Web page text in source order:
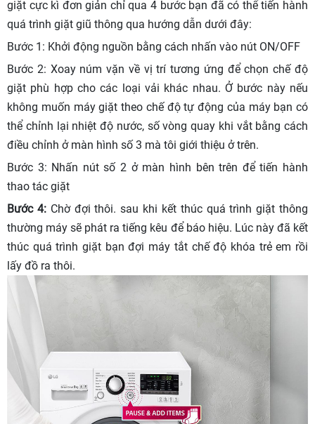
giặt cực kì đơn giản chỉ qua 4 bước bạn đã có thể tiến hành
quá trình giặt giũ thông qua hướng dẫn dưới đây:
Bước 1: Khởi động nguồn bằng cách nhấn vào nút ON/OFF
Bước 2: Xoay núm vặn về vị trí tương ứng để chọn chế độ
giặt phù hợp cho các loại vải khác nhau. Ở bước này nếu
không muốn máy giặt theo chế độ tự động của máy bạn có
thể chỉnh lại nhiệt độ nước, số vòng quay khi vắt bằng cách
điều chỉnh ở màn hình số 3 mà tôi giới thiệu ở trên.
Bước 3: Nhấn nút số 2 ở màn hình bên trên để tiến hành
thao tác giặt
Bước 4:Chờ đợi thôi. sau khi kết thúc quá trình giặt thông
thường máy sẽ phát ra tiếng kêu để báo hiệu. Lúc này đã kết
thúc quá trình giặt bạn đợi máy tắt chế độ khóa trẻ em rồi
lấy đồ ra thôi.